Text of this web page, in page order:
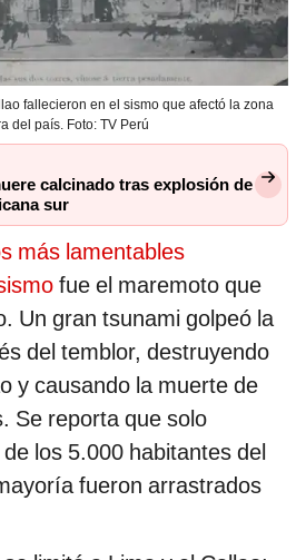
fallecieron en el sismo que afectó la zona
del país. Foto: TV Perú
calcinado tras explosión de
sur
más lamentables
fue el maremoto que
Un gran tsunami golpeó la
del temblor, destruyendo
y causando la muerte de
Se reporta que solo
los 5.000 habitantes del
fueron arrastrados